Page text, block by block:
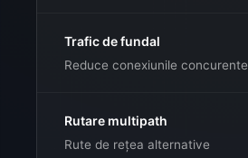
Trafic de fundal
Reduce conexiunile concurente
Rutare multipath
Rute de rețea alternative